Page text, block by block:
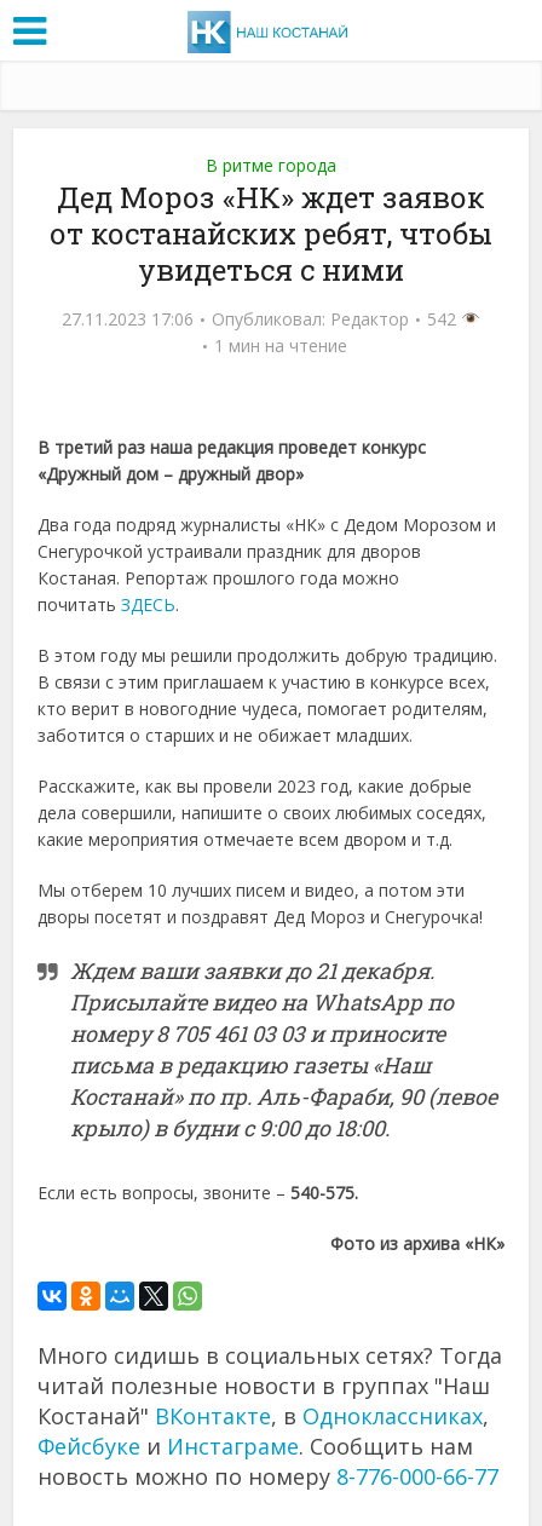
В ритме города
Дед Мороз «НК» ждет заявок
от костанайских ребят, чтобы
увидеться с ними
27.11.2023 17:06 Опубликовал: Редактор
542
1 мин на чтение
В третий раз наша редакция проведет конкурс
«Дружный дом – дружный двор»
Два года подряд журналисты «НК» с Дедом Морозом и
Снегурочкой устраивали праздник для дворов
Костаная. Репортаж прошлого года можно
почитатьЗДЕСЬ.
В этом году мы решили продолжить добрую традицию.
В связи с этим приглашаем к участию в конкурсе всех,
кто верит в новогодние чудеса, помогает родителям,
заботится о старших и не обижает младших.
Расскажите, как вы провели 2023 год, какие добрые
дела совершили, напишите о своих любимых соседях,
какие мероприятия отмечаете всем двором и т.д.
Мы отберем 10 лучших писем и видео, а потом эти
дворы посетят и поздравят Дед Мороз и Снегурочка!
Ждем ваши заявки до 21 декабря.
Присылайте видео на WhatsApp по
номеру 8 705 461 03 03 и приносите
письма в редакцию газеты «Наш
Костанай» по пр. Аль-Фараби, 90 (левое
крыло) в будни с 9:00 до 18:00.
Если есть вопросы, звоните – 540-575.
Фото из архива «НК»
Много сидишь в социальных сетях? Тогда
читай полезные новости в группах "Наш
Костанай" ВКонтакте, в Одноклассниках,
Фейсбуке и Инстаграме. Сообщить нам
новость можно по номеру 8-776-000-66-77